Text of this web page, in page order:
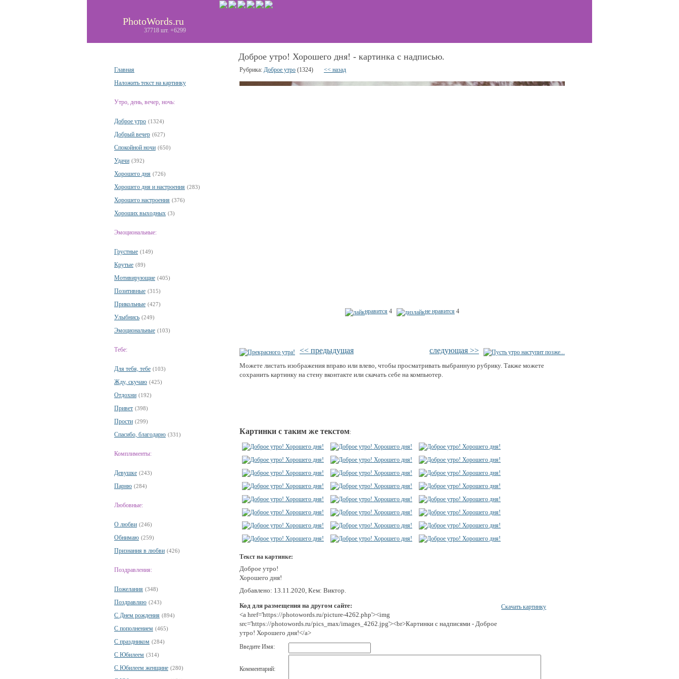
PhotoWords.ru
37718 шт. +6299
Главная
Наложить текст на картинку
Утро, день, вечер, ночь:
Доброе утро (1324)
Добрый вечер (627)
Спокойной ночи (650)
Удачи (392)
Хорошего дня (726)
Хорошего дня и настроения (283)
Хорошего настроения (376)
Хороших выходных (3)
Эмоциональные:
Грустные (149)
Крутые (89)
Мотивирующие (405)
Позитивные (315)
Прикольные (427)
Улыбнись (249)
Эмоциональные (103)
Тебе:
Для тебя, тебе (103)
Жду, скучаю (425)
Отдохни (192)
Привет (398)
Прости (299)
Спасибо, благодарю (331)
Комплименты:
Девушке (243)
Парню (284)
Любовные:
О любви (246)
Обнимаю (259)
Признания в любви (426)
Поздравления:
Пожелания (348)
Поздравляю (243)
С Днем рождения (894)
С пополнением (465)
С праздником (284)
С Юбилеем (314)
С Юбилеем женщине (280)
Доброе утро! Хорошего дня! - картинка с надписью.
Рубрика: Доброе утро (1324) << назад
нравится 4 не нравится 4
<< предыдущая следующая >>
Можете листать изображения вправо или влево, чтобы просматривать выбранную рубрику. Также можете
сохранить картинку на стену вконтакте или скачать себе на компьютер.
Картинки с таким же текстом:
Текст на картинке:
Доброе утро!
Хорошего дня!
Добавлено: 13.11.2020, Кем: Виктор.
Код для размещения на другом сайте:
<a href='https://photowords.ru/picture-4262.php'><img
src='https://photowords.ru/pics_max/images_4262.jpg'><br>Картинки с надписями - Доброе
утро! Хорошего дня!</a>
Скачать картинку
Введите Имя:
Комментарий: